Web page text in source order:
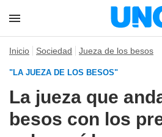
Inicio Sociedad Jueza de los besos
"LA JUEZA DE LOS BESOS"
La jueza que
besos con los